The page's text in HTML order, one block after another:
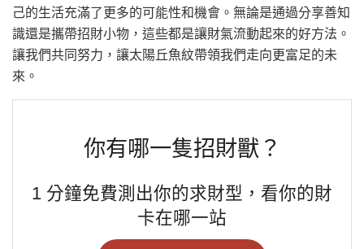
己的生活充滿了更多的可能性和機會。無論是通過分享善知
識還是攜帶招財小物，這些都是讓財氣流動起來的好方法。
讓我們共同努力，讓太陽丘魚紋帶領我們走向更富足的未
來。
你有哪一隻招財獸？
1 分鐘免費測出你的求財型，看你的財
卡在哪一站